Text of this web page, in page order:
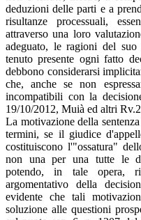
deduzioni delle parti e a
risultanze processuali,
attraverso una loro
adeguato, le ragioni del
tenuto presente ogni fatto
debbono considerarsi
che, anche se non
incompatibili con la
19/10/2012, Muià ed altri
La motivazione della
termini, se il giudice
costituiscono l'"ossatura"
non una per una tutte le
potendo, in tale opera,
argomentativo della
evidente che tali
soluzione alle questioni